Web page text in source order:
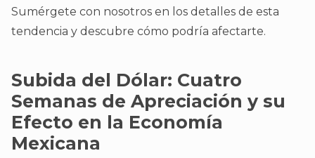
Sumérgete con nosotros en los detalles de esta
tendencia y descubre cómo podría afectarte.
Subida del Dólar: Cuatro
Semanas de Apreciación y su
Efecto en la Economía
Mexicana